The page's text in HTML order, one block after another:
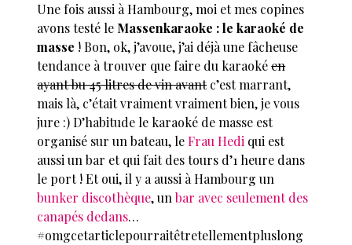
Une fois aussi à Hambourg, moi et mes copines
avons testé le Massenkaraoke : le karaoké de
masse ! Bon, ok, j’avoue, j’ai déjà une fâcheuse
tendance à trouver que faire du karaokéen
ayant bu 45 litres de vin avantc’est marrant,
mais là, c’était vraiment vraiment bien, je vous
jure :) D’habitude le karaoké de masse est
organisé sur un bateau, leFrau Hedi qui est
aussi un bar et qui fait des tours d’1 heure dans
le port ! Et oui, il y a aussi à Hambourg un
bunker discothèque, unbar avec seulement des
canapés dedans…
#omgcetarticlepourraitêtretellementpluslong